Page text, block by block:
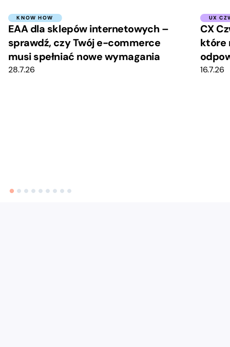
KNOW HOW
EAA dla sklepów internetowych –
sprawdź, czy Twój e-commerce
musi spełniać nowe wymagania
28.7.26
UX
CX
które
16.7.26